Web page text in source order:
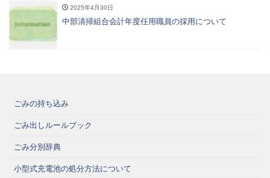
2025年4月30日
中部清掃組合会計年度任用職員の採用について
ごみの持ち込み
ごみ出しルールブック
ごみ分別辞典
小型式充電池の処分方法について